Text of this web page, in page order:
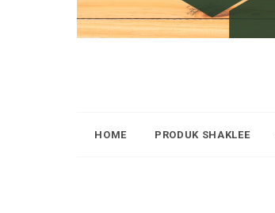
HOME PRODUK SHAKLEE